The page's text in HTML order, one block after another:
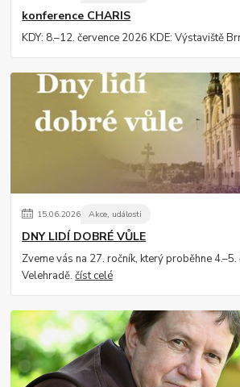
konference CHARIS
KDY: 8.–12. července 2026 KDE: Výstaviště
15.06.2026 Akce, události
DNY LIDÍ DOBRÉ VŮLE
Zveme vás na 27. ročník, který proběhne
Velehradě.číst celé